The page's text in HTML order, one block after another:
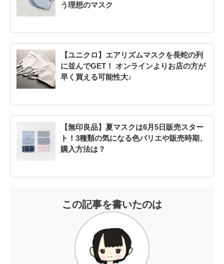
う理想のマスク
【ユニクロ】エアリズムマスクを長蛇の列
に並んでGET！ オンラインよりお店の方が
早く買える可能性大♪
【無印良品】夏マスクは6月5日販売スター
ト！3種類の気になる色バリエや販売時期、
購入方法は？
この記事を書いたのは